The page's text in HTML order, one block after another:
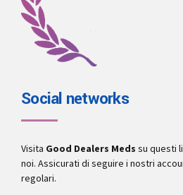
Social networks
Visita Good Dealers Meds su questi
noi. Assicurati di seguire i nostri
regolari.